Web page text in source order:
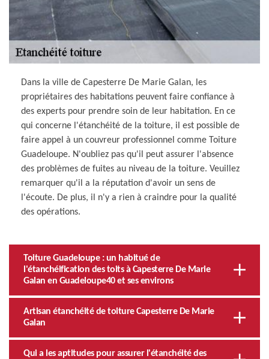
Dans la ville de Capesterre De Marie Galan, les
propriétaires des habitations peuvent faire confiance à
des experts pour prendre soin de leur habitation. En ce
qui concerne l'étanchéité de la toiture, il est possible de
faire appel à un couvreur professionnel comme Toiture
Guadeloupe. N'oubliez pas qu'il peut assurer l'absence
des problèmes de fuites au niveau de la toiture. Veuillez
remarquer qu'il a la réputation d'avoir un sens de
l'écoute. De plus, il n'y a rien à craindre pour la qualité
des opérations.
Toiture Guadeloupe : un habitué de
l'étanchéification des toits à Capesterre De Marie
Galan en Guadeloupe40 et ses environs
Artisan étanchéité de toiture Capesterre De Marie
Galan
Qui a les aptitudes pour assurer l'étanchéité des